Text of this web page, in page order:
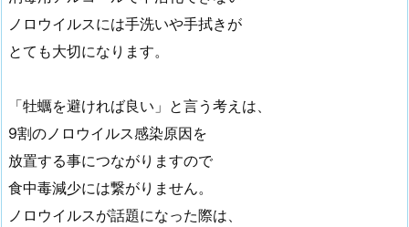
ノロウイルスには手洗いや手拭きが
とても大切になります。
「牡蠣を避ければ良い」と言う考えは、
9割のノロウイルス感染原因を
放置する事につながりますので
食中毒減少には繋がりません。
ノロウイルスが話題になった際は、